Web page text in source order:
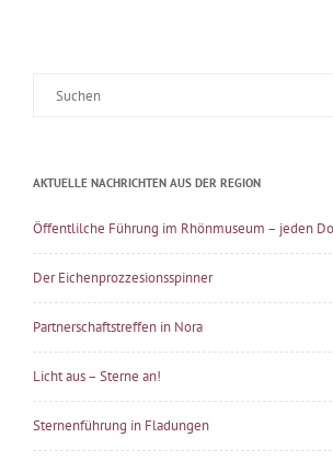
AKTUELLE NACHRICHTEN AUS DER REGION
Öffentlilche Führung im Rhönmuseum – jeden
Der Eichenprozzesionsspinner
Partnerschaftstreffen in Nora
Licht aus – Sterne an!
Sternenführung in Fladungen